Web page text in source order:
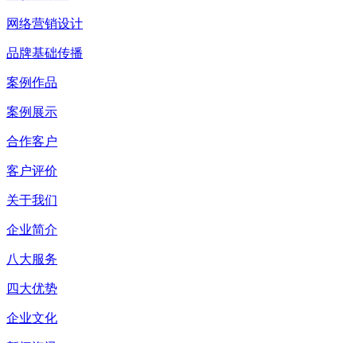
网络营销设计
品牌基础传播
案例作品
案例展示
合作客户
客户评价
关于我们
企业简介
八大服务
四大优势
企业文化